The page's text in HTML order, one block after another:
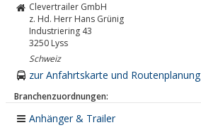
Clevertrailer GmbH
z. Hd. Herr Hans Grünig
Industriering 43
3250 Lyss
Schweiz
zur Anfahrtskarte und Routenplanung
Branchenzuordnungen:
Anhänger & Trailer